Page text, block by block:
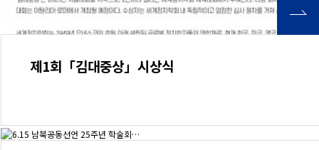
제1회「김대중상」시상식